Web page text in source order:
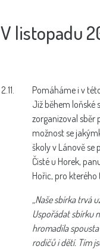
V listopadu
2.11.
Pomáháme i v
Již během loňské
zorganizoval
možnost se
školy v Lánově se
Čisté u Horek,
Hořic, pro kterého
„Naše sbírka trvá
Uspořádat sbírku
hromadila
rodičů i dětí. Tím